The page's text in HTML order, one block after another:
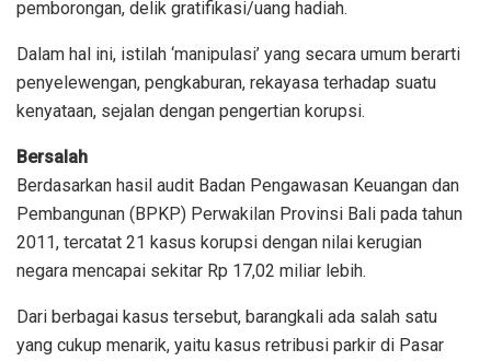
pemborongan, delik gratifikasi/uang hadiah.
Dalam hal ini, istilah ‘manipulasi’ yang secara umum berarti
penyelewengan, pengkaburan, rekayasa terhadap suatu
kenyataan, sejalan dengan pengertian korupsi.
Bersalah
Berdasarkan hasil audit Badan Pengawasan Keuangan dan
Pembangunan (BPKP) Perwakilan Provinsi Bali pada tahun
2011, tercatat 21 kasus korupsi dengan nilai kerugian
negara mencapai sekitar Rp 17,02 miliar lebih.
Dari berbagai kasus tersebut, barangkali ada salah satu
yang cukup menarik, yaitu kasus retribusi parkir di Pasar